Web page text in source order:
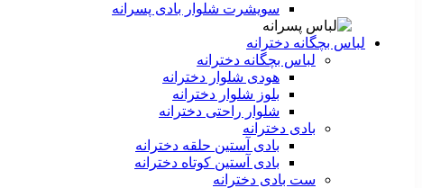
سویشرت شلوار بادی پسرانه
لباس بچگانه دخترانه
لباس بچگانه دخترانه
هودی شلوار دخترانه
بلوز شلوار دخترانه
شلوار راحتی دخترانه
بادی دخترانه
بادی آستین حلقه دخترانه
بادی آستین کوتاه دخترانه
ست بادی دخترانه